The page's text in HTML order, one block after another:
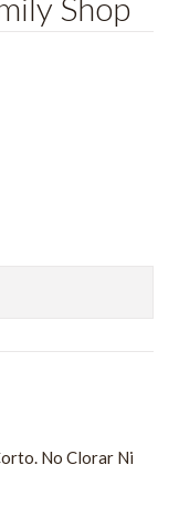
Shop
No Clorar Ni